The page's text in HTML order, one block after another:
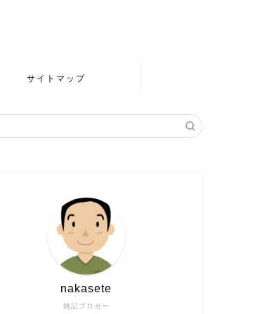
サイトマップ
雑記ブロガー
nakasete